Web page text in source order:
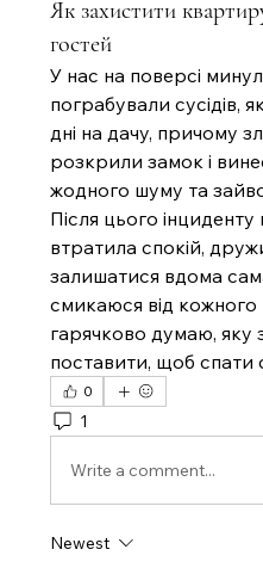
Як захистити
гостей
У нас на поверсі
пограбували сусідів,
дні на дачу, причому
розкрили замок і
жодного шуму та
Після цього
втратила спокій,
залишатися вдома
смикаюся від кожного
гарячково думаю, яку
поставити, щоб спати
0
1
Write a comment...
Newest